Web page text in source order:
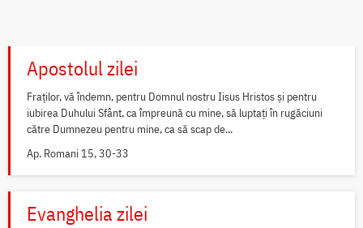
Apostolul zilei
Fraților, vă îndemn, pentru Domnul nostru Iisus Hristos și pentru
iubirea Duhului Sfânt, ca împreună cu mine, să luptați în rugăciuni
către Dumnezeu pentru mine, ca să scap de...
Ap. Romani 15, 30-33
Evanghelia zilei